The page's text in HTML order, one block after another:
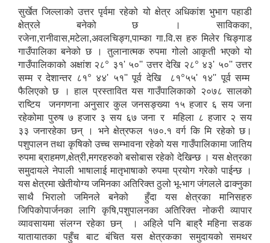
सुर्खेत जिल्लाको उत्तर पृर्वमा रहेको यो क्षेत्र अधिकांश भुभाग पहाडी
क्षेत्रले बनेको छ । साविकका,
रजेना,रानीवास,मटेला,अवलचिङ्ग,पाम्का गा.वि.स हरु मिलेर चिङ्गाड
गाउँपालिका बनेको छ । तुलानात्मक रुपमा गोलो आकृती भएको यो
गाउँपालिकाको अक्षांश २८० ३१' ५०'' उत्तर देखि २८० ४३' ५०'' उत्तर
सम्म र देशान्तर ८१० ४४' ५१'' पूर्व देखि ८१०५५' १४'' पूर्व सम्म
फैलिएको छ । हाल प्रस्तावित यस गाउँपालिकाको २०७८ सालको
राष्टिय जनगणना अनुसार कुल जनसङ्ख्या १५ हजार ६ सय जना
रहेकोमा पुरुष ७ हजार ३ सय ६७ जना र महिला ८ हजार २ सय
३३ जनारहेका छन् । भने क्षेत्रफल १७०.१ वर्ग कि मि रहेको छ।
पशुपालन तथा कृषिको उच्च सम्भावना रहेको यस गाउँपालिकामा जातिय
रुपमा ब्राहमण,क्षेत्री,मगरहरुको बसोबास रहेको देखिन्छ । यस क्षेत्रका
समुदायले नेपाली भाषालाई मातृभाषाको रुपमा प्रयोग गरेको पाईन्छ ।
यस क्षेत्रमा खेतीयोग्य जमिनका अतिरिक्त ठुलो भू-भाग जंगलले ढाक्नुका
साथै भिरालो जमिनले बनेको हुँदा यस क्षेत्रका मानिसहरु
जिपिकोपार्जनका लागि कृषि,पशुपालनका अतिरिक्त नोकरी व्यापार
व्यावसायमा संलग्न रहेका छन् । अहिले पनि बाह्रै महिना सडक
यातायातका पहुँच बाट बंचित यस क्षेत्रकका समुदायको समथर